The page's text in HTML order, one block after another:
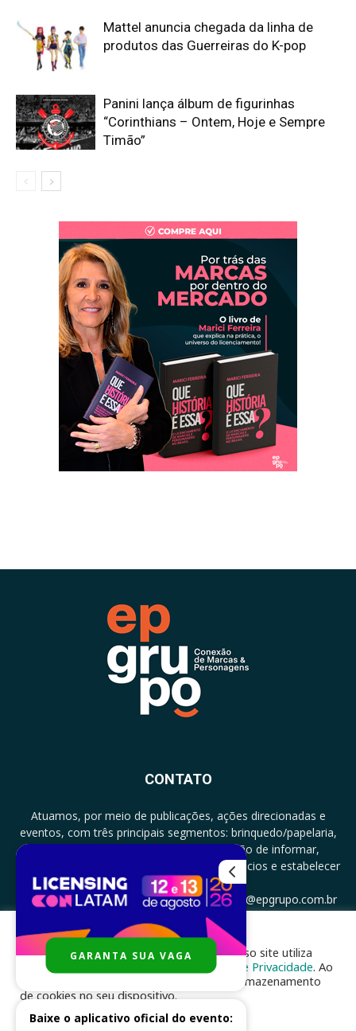
Mattel anuncia chegada da linha de
produtos das Guerreiras do K-pop
Panini lança álbum de figurinhas
“Corinthians – Ontem, Hoje e Sempre
Timão”
CONTATO
Atuamos, por meio de publicações, ações direcionadas e
eventos, com três principais segmentos: brinquedo/papelaria,
licenciamento e zero a três com a missão de informar,
documentar, proporcionar encontro de negócios e estabelecer
parcerias.
CONTATO: +5511994513097 - atendimento@epgrupo.com.br
SIGA-NOS
Para melhor experiência e navegação, nosso site utiliza
cookies, de acordo com a nossa
Política de Privacidade. Ao
clicar em “aceito”, você concorda com o armazenamento
de cookies no seu dispositivo.
ACEITAR
GARANTA SUA VAGA
Baixe o aplicativo oficial do evento: